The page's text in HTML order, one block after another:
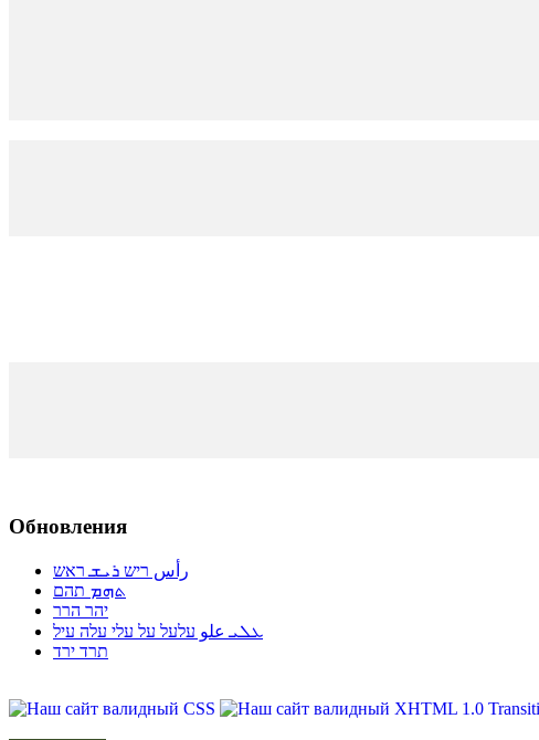
Обновления
رأس ריש ܪܝܫ ראש
ܬܗܡ תהם
יהר הרר
ܥܠܝ علو עלעל על עלי עלה עיל
תרד ירד